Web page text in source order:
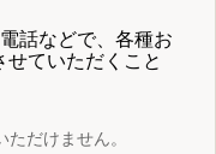
話などで、各種お
ていただくこと
だけません。